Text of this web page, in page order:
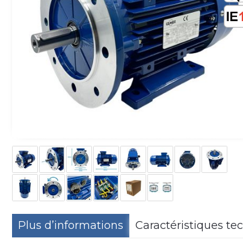
Plus d’informations Caractéristiques